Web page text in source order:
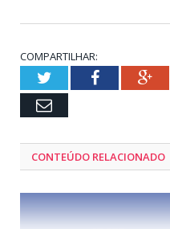
COMPARTILHAR:
TwitterFacebook
Email
CONTEÚDO RELACIONADO